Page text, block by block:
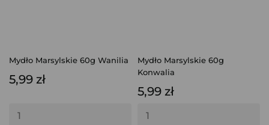
Mydło Marsylskie 60g Wanilia
5,99 zł
Mydło Marsylskie 60g
Konwalia
5,99 zł